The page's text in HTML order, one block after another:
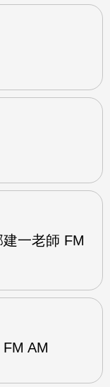
一老師 FM
AM